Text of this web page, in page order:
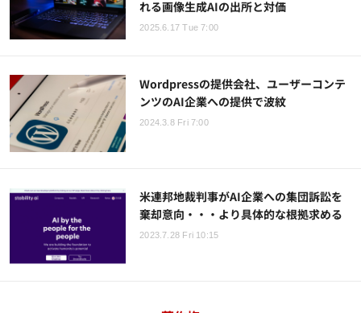
れる画像生成AIの出所と対価
2025.6.17 Tue 7:00
Wordpressの提供会社、ユーザーコンテ
ンツのAI企業への提供で波紋
2024.3.8 Fri 7:00
米連邦地裁判事がAI企業への集団訴訟を
棄却意向・・・より具体的な根拠求める
2023.7.28 Fri 10:15